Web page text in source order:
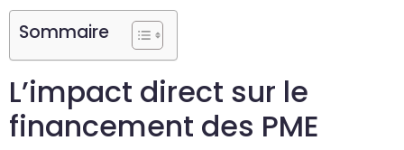
Sommaire
L’impact direct sur le
financement des PME